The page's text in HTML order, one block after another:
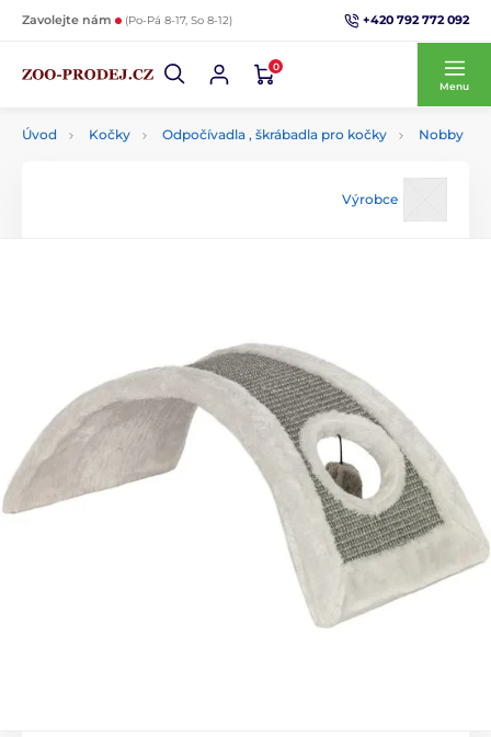
Zavolejte nám (Po-Pá 8-17, So 8-12) +420 792 772 092
0
Menu
Úvod Kočky Odpočívadla , škrábadla pro kočky Nobby
Výrobce